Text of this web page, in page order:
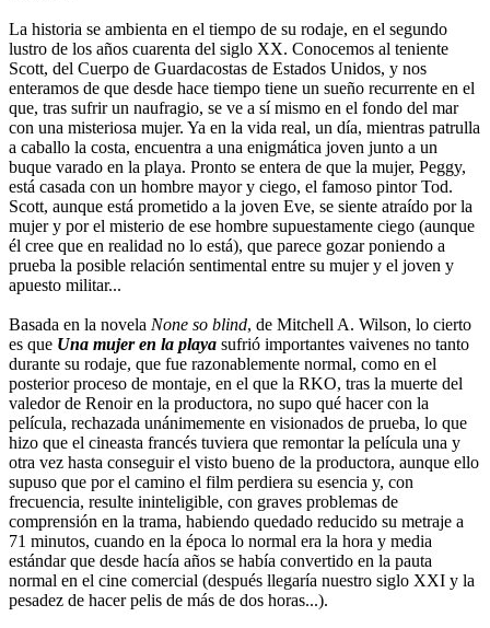
La historia se ambienta en el tiempo de su rodaje, en el segundo
lustro de los años cuarenta del siglo XX. Conocemos al teniente
Scott, del Cuerpo de Guardacostas de Estados Unidos, y nos
enteramos de que desde hace tiempo tiene un sueño recurrente en el
que, tras sufrir un naufragio, se ve a sí mismo en el fondo del mar
con una misteriosa mujer. Ya en la vida real, un día, mientras patrulla
a caballo la costa, encuentra a una enigmática joven junto a un
buque varado en la playa. Pronto se entera de que la mujer, Peggy,
está casada con un hombre mayor y ciego, el famoso pintor Tod.
Scott, aunque está prometido a la joven Eve, se siente atraído por la
mujer y por el misterio de ese hombre supuestamente ciego (aunque
él cree que en realidad no lo está), que parece gozar poniendo a
prueba la posible relación sentimental entre su mujer y el joven y
apuesto militar...
Basada en la novela None so blind, de Mitchell A. Wilson, lo cierto
es que Una mujer en la playa sufrió importantes vaivenes no tanto
durante su rodaje, que fue razonablemente normal, como en el
posterior proceso de montaje, en el que la RKO, tras la muerte del
valedor de Renoir en la productora, no supo qué hacer con la
película, rechazada unánimemente en visionados de prueba, lo que
hizo que el cineasta francés tuviera que remontar la película una y
otra vez hasta conseguir el visto bueno de la productora, aunque ello
supuso que por el camino el film perdiera su esencia y, con
frecuencia, resulte ininteligible, con graves problemas de
comprensión en la trama, habiendo quedado reducido su metraje a
71 minutos, cuando en la época lo normal era la hora y media
estándar que desde hacía años se había convertido en la pauta
normal en el cine comercial (después llegaría nuestro siglo XXI y la
pesadez de hacer pelis de más de dos horas...).